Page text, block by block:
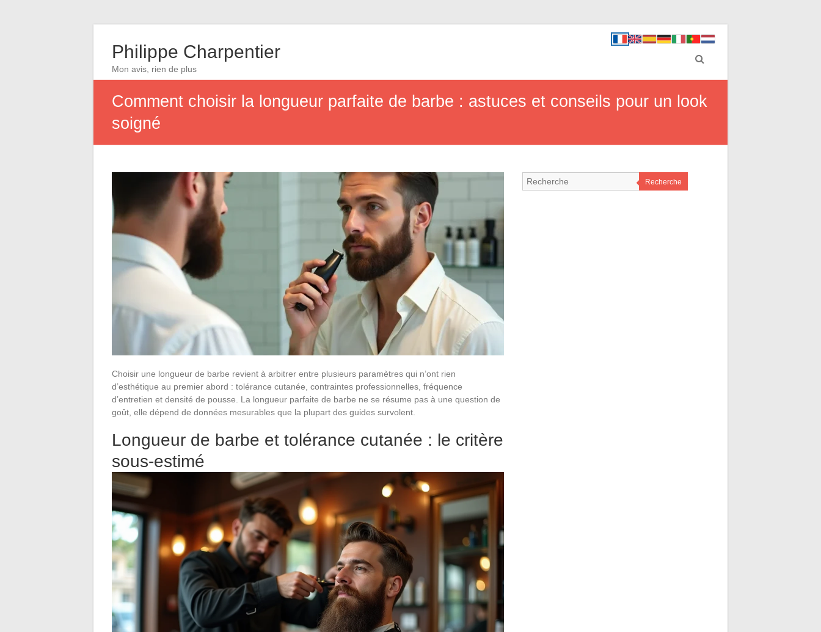
Philippe Charpentier
Mon avis, rien de plus
Comment choisir la longueur parfaite de barbe : astuces et conseils pour un look
soigné
Choisir une longueur de barbe revient à arbitrer entre plusieurs paramètres qui n’ont rien
d’esthétique au premier abord : tolérance cutanée, contraintes professionnelles, fréquence
d’entretien et densité de pousse. La longueur parfaite de barbe ne se résume pas à une question de
goût, elle dépend de données mesurables que la plupart des guides survolent.
Longueur de barbe et tolérance cutanée : le critère
sous-estimé
Recherche